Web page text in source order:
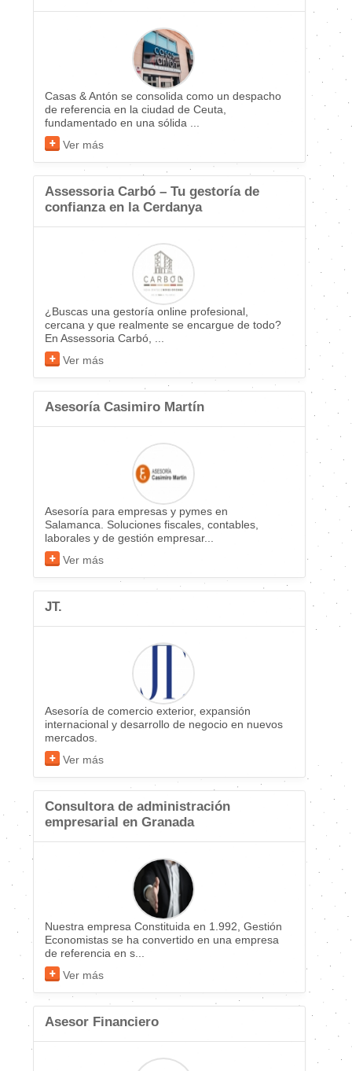
Casas & Antón se consolida como un despacho
de referencia en la ciudad de Ceuta,
fundamentado en una sólida ...
Ver más
Assessoria Carbó – Tu gestoría de
confianza en la Cerdanya
¿Buscas una gestoría online profesional,
cercana y que realmente se encargue de todo?
En Assessoria Carbó, ...
Ver más
Asesoría Casimiro Martín
Asesoría para empresas y pymes en
Salamanca. Soluciones fiscales, contables,
laborales y de gestión empresar...
Ver más
JT.
Asesoría de comercio exterior, expansión
internacional y desarrollo de negocio en nuevos
mercados.
Ver más
Consultora de administración
empresarial en Granada
Nuestra empresa Constituida en 1.992, Gestión
Economistas se ha convertido en una empresa
de referencia en s...
Ver más
Asesor Financiero